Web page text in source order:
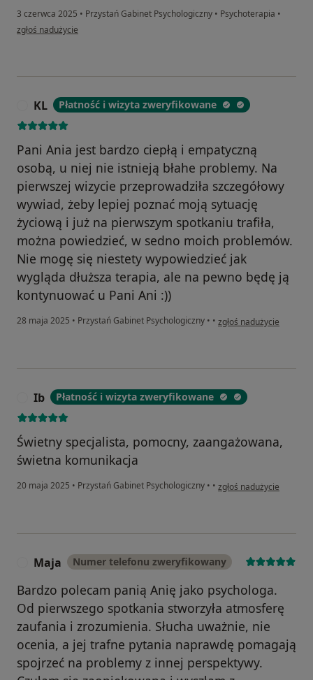
3 czerwca 2025 • Przystań Gabinet Psychologiczny • Psychoterapia •
w opinii użytkownika M.
zgłoś nadużycie
KL Płatność i wizyta zweryfikowane
Pani Ania jest bardzo ciepłą i empatyczną
osobą, u niej nie istnieją błahe problemy. Na
pierwszej wizycie przeprowadziła szczegółowy
wywiad, żeby lepiej poznać moją sytuację
życiową i już na pierwszym spotkaniu trafiła,
można powiedzieć, w sedno moich problemów.
Nie mogę się niestety wypowiedzieć jak
wygląda dłuższa terapia, ale na pewno będę ją
kontynuować u Pani Ani :))
28 maja 2025 • Przystań Gabinet Psychologiczny • • w opinii użytkownika KL
zgłoś nadużycie
Ib Płatność i wizyta zweryfikowane
Świetny specjalista, pomocny, zaangażowana,
świetna komunikacja
20 maja 2025 • Przystań Gabinet Psychologiczny • • w opinii użytkownika Ib
zgłoś nadużycie
Maja Numer telefonu zweryfikowany
Bardzo polecam panią Anię jako psychologa.
Od pierwszego spotkania stworzyła atmosferę
zaufania i zrozumienia. Słucha uważnie, nie
ocenia, a jej trafne pytania naprawdę pomagają
spojrzeć na problemy z innej perspektywy.